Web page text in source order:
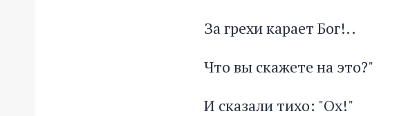
За грехи карает Бог!..
Что вы скажете на это?"
И сказали тихо: "Ох!"